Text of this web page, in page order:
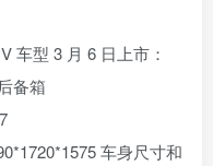
车型 3 月 6 日上市：
备箱
车身尺寸和